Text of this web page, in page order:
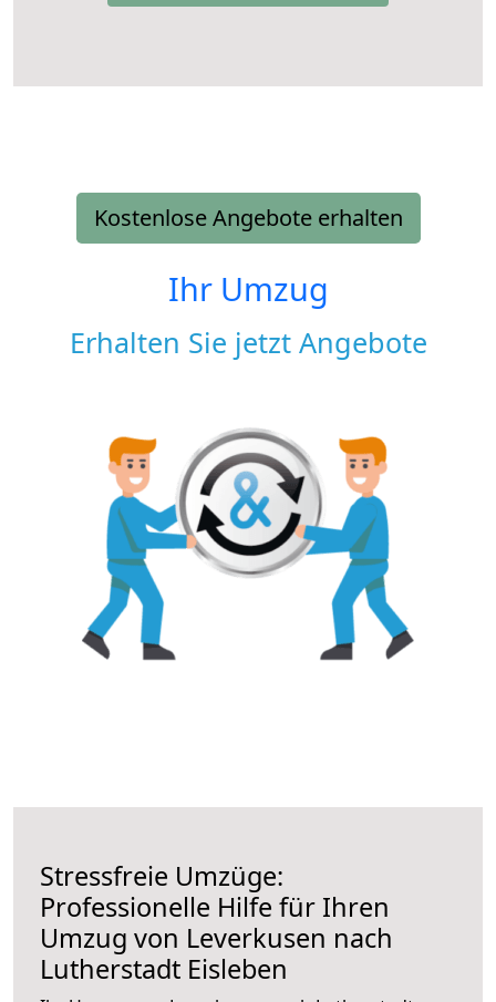
Kostenlose Angebote erhalten
Ihr Umzug
Erhalten Sie jetzt Angebote
Stressfreie Umzüge:
Professionelle Hilfe für Ihren
Umzug von Leverkusen nach
Lutherstadt Eisleben